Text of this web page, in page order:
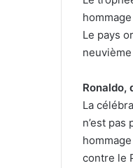
Le pays
Ronaldo,
La
n’est
contre le